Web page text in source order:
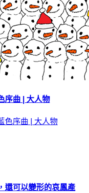
序曲 | 大人物
還可以變形的哀鳳產